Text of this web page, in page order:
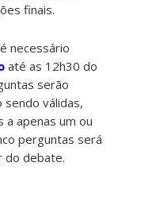
finais.
necessário
até as 12h30 do
serão
válidas,
apenas um ou
perguntas será
do debate.